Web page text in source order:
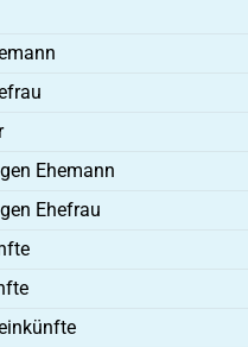
Ehemann
Ehefrau